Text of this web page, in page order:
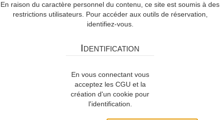
En raison du caractère personnel du contenu, ce site est soumis à des
restrictions utilisateurs. Pour accéder aux outils de réservation,
identifiez-vous.
Identification
En vous connectant vous
acceptez les CGU et la
création d'un cookie pour
l'identification.